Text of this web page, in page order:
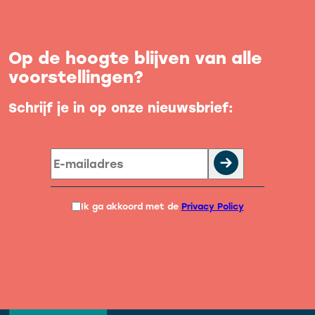
Op de hoogte blijven van alle
voorstellingen?
Schrijf je in op onze nieuwsbrief:
Ik ga akkoord met de Privacy Policy